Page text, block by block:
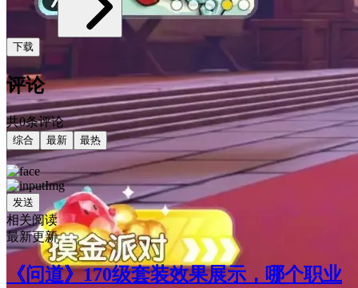
下载
评论
共0条评论
综合 最新 最热
发送
相关阅读
最新更新
《问道》170级套装效果展示，哪个职业